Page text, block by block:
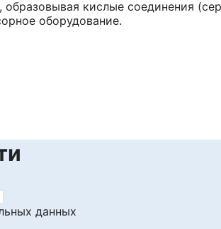
образовывая кислые соединения
оборудование.
данных